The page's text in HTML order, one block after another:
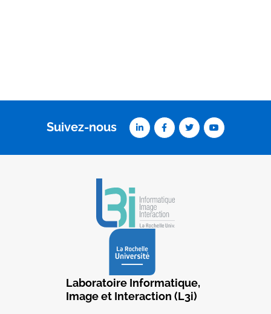
Suivez-nous
Laboratoire Informatique,
Image et Interaction (L3i)